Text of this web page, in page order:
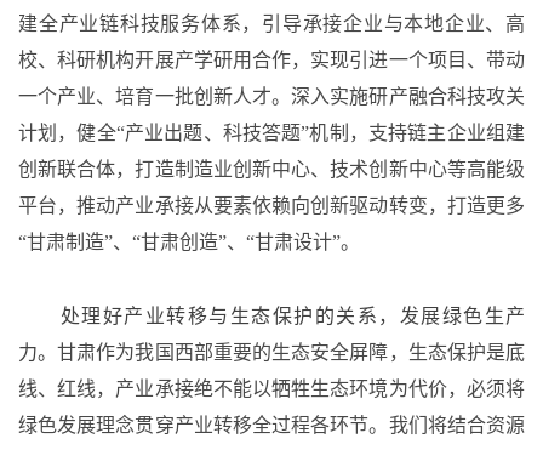
建全产业链科技服务体系，引导承接企业与本地企业、高
校、科研机构开展产学研用合作，实现引进一个项目、带动
一个产业、培育一批创新人才。深入实施研产融合科技攻关
计划，健全“产业出题、科技答题”机制，支持链主企业组建
创新联合体，打造制造业创新中心、技术创新中心等高能级
平台，推动产业承接从要素依赖向创新驱动转变，打造更多
“甘肃制造”、“甘肃创造”、“甘肃设计”。
处理好产业转移与生态保护的关系，发展绿色生产
力。甘肃作为我国西部重要的生态安全屏障，生态保护是底
线、红线，产业承接绝不能以牺牲生态环境为代价，必须将
绿色发展理念贯穿产业转移全过程各环节。我们将结合资源